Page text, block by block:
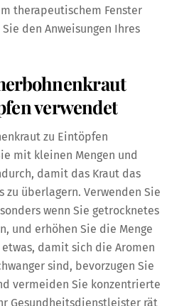
therapeutischem Fenster
den Anweisungen Ihres
verwendet
zu Eintöpfen
mit kleinen Mengen und
damit das Kraut das
zu überlagern. Verwenden Sie
wenn Sie getrocknetes
und erhöhen Sie die Menge
damit sich die Aromen
sind, bevorzugen Sie
vermeiden Sie konzentrierte
Gesundheitsdienstleister rät